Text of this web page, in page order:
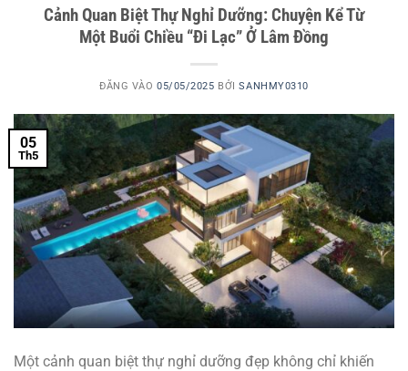
Cảnh Quan Biệt Thự Nghỉ Dưỡng: Chuyện Kể Từ
Một Buổi Chiều “Đi Lạc” Ở Lâm Đồng
ĐĂNG VÀO 05/05/2025 BỞISANHMY0310
05
Th5
Một cảnh quan biệt thự nghỉ dưỡng đẹp không chỉ khiến